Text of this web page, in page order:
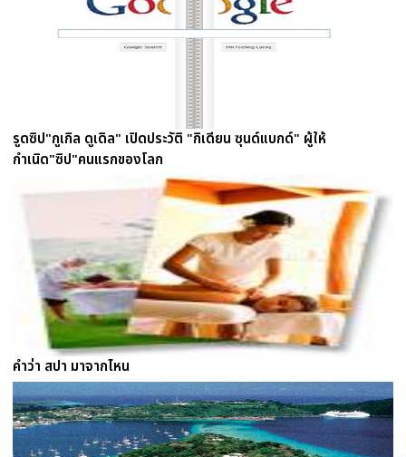
รูดซิป"กูเกิล ดูเดิล" เปิดประวัติ "กิเดียน ซุนด์แบกด์" ผู้ให้
กำเนิด"ซิป"คนแรกของโลก
คำว่า สปา มาจากไหน